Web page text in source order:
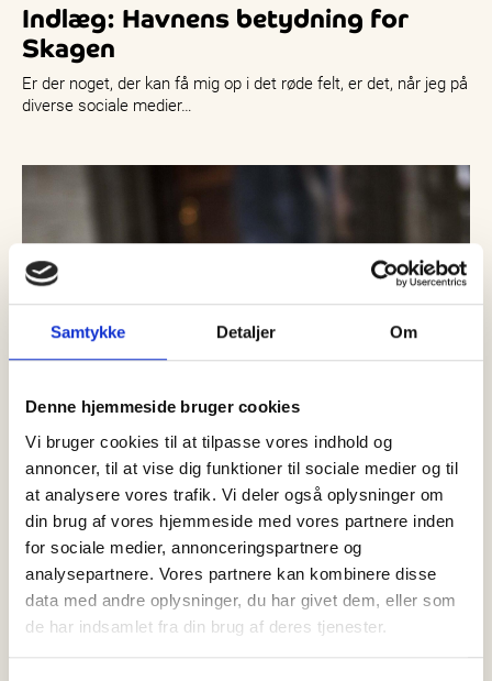
Samtykke Detaljer Om
Denne hjemmeside bruger cookies
Vi bruger cookies til at tilpasse vores indhold og
annoncer, til at vise dig funktioner til sociale medier og til
at analysere vores trafik. Vi deler også oplysninger om
din brug af vores hjemmeside med vores partnere inden
for sociale medier, annonceringspartnere og
analysepartnere. Vores partnere kan kombinere disse
data med andre oplysninger, du har givet dem, eller som
de har indsamlet fra din brug af deres tjenester.
Indlæg: Havnens betydning for
Skagen
Er der noget, der kan få mig op i det røde felt, er det, når jeg på
diverse sociale medier…
07 august, 2026 Nyheder
Efterlysning: Nordjyllands Politi
efterlyser 30-årig mand
I forbindelse med en straffesag efterlyser Nordjyllands Politi
nu nedenstående person, med henblik på varetægtsfængsling.